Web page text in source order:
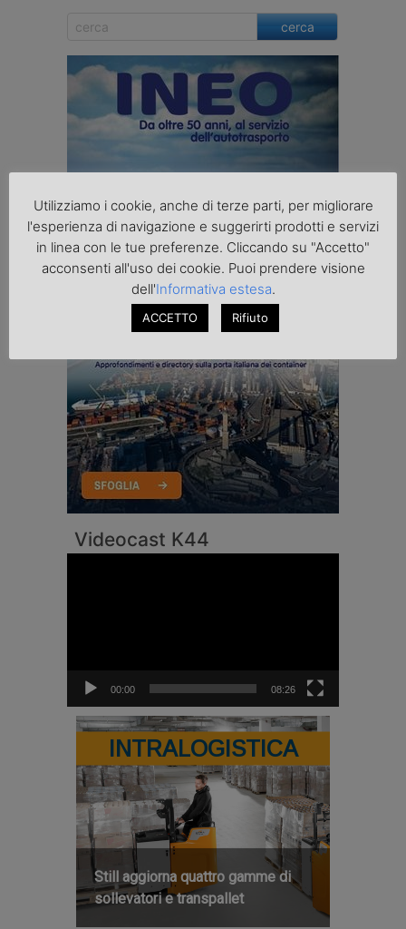
cerca
Videocast K44
00:00 08:26
INTRALOGISTICA
Still aggiorna quattro gamme di
sollevatori e transpallet
Utilizziamo i cookie, anche di terze parti, per migliorare
l'esperienza di navigazione e suggerirti prodotti e servizi
in linea con le tue preferenze. Cliccando su "Accetto"
acconsenti all'uso dei cookie. Puoi prendere visione
dell'Informativa estesa.
ACCETTO Rifiuto